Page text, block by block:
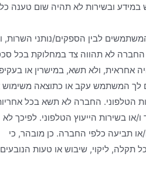
ובשירות לא תהיה שום טענה
לבין הספקים/נותני השרות,
החברה לא תהווה צד במחלוקת בכל
אחראית, ולא תשא, במישרין או
לך המשתמש עקב או כתוצאה משימוש
הטלפוני. החברה לא תשא בכל
או בשירות הייעוץ הטלפוני. לפיכך לא
תביעה כלפי החברה. כן מובהר, כי
תקלה, ליקוי, שיבוש או טעות הנובעים